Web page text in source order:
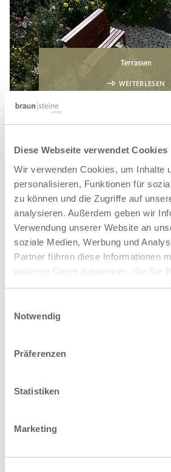
Diese Webseite verwendet Cookies
Wir verwenden Cookies, um Inhalte
personalisieren, Funktionen für
zu können und die Zugriffe auf
analysieren. Außerdem geben wir
Verwendung unserer Website an
soziale Medien, Werbung und
Partner führen diese Informationen
weiteren Daten zusammen, die Sie
haben oder die sie im Rahmen Ihrer
Cookies, wenn Sie unsere Webseite
Notwendig
Präferenzen
Statistiken
Marketing
Terrassen
WEITERLESEN
Wege
WEITERLESEN